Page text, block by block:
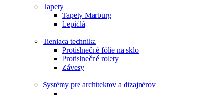
Tapety
Tapety Marburg
Lepidlá
Tieniaca technika
Protislnečné fólie na sklo
Protislnečné rolety
Závesy
Systémy pre architektov a dizajnérov